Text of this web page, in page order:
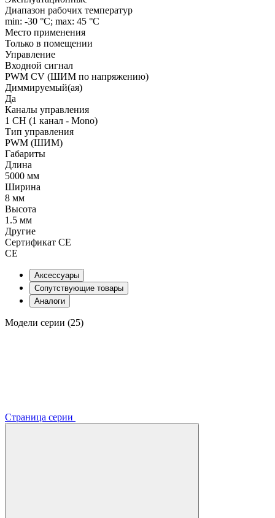
Диапазон рабочих температур
min: -30 °C; max: 45 °C
Место применения
Только в помещении
Управление
Входной сигнал
PWM СV (ШИМ по напряжению)
Диммируемый(ая)
Да
Каналы управления
1 CH (1 канал - Mono)
Тип управления
PWM (ШИМ)
Габариты
Длина
5000 мм
Ширина
8 мм
Высота
1.5 мм
Другие
Сертификат CE
CE
Аксессуары
Сопутствующие товары
Аналоги
Модели серии (25)
Страница серии